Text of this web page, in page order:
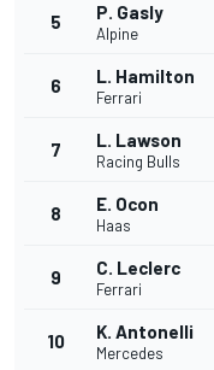
5 P. Gasly
Alpine
6 L. Hamilton
Ferrari
7 L. Lawson
Racing Bulls
8 E. Ocon
Haas
9 C. Leclerc
Ferrari
10 K. Antonelli
Mercedes